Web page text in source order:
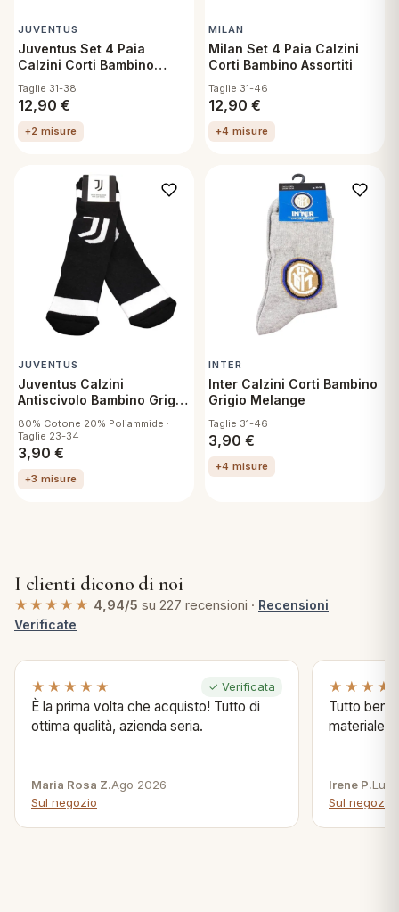
JUVENTUS
Juventus Set 4 Paia
Calzini Corti Bambino
Taglie 31-38
12,90 €
+2 misure
MILAN
Milan Set 4 Paia Calzini
Corti Bambino Assortiti
Taglie 31-46
12,90 €
+4 misure
JUVENTUS
Juventus Calzini
Antiscivolo Bambino Grigio
80% Cotone 20% Poliammide ·
Taglie 23-34
3,90 €
+3 misure
INTER
Inter Calzini Corti Bambino
Grigio Melange
Taglie 31-46
3,90 €
+4 misure
I clienti dicono di noi
★★★★★ 4,94/5 su 227 recensioni · Recensioni
Verificate
★★★★★ ✓ Verificata
È la prima volta che acquisto! Tutto di
ottima qualità, azienda seria.
Maria Rosa Z.Ago 2026
Sul negozio
Tutto bene
materiale .
Irene P.Lug
Sul negozio